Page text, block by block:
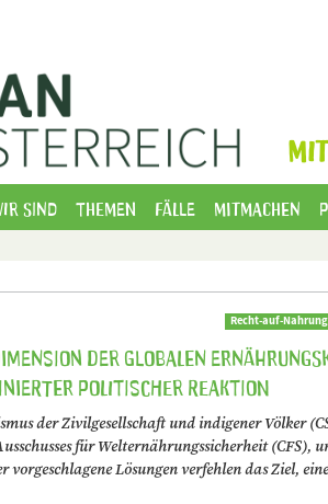
sind Themen Fälle Mitmachen
Recht-auf-Nahrung
der globalen
politischer Reaktion
der Zivilgesellschaft und indigener Völker
für Welternährungssicherheit (CFS),
vorgeschlagene Lösungen verfehlen das Ziel,